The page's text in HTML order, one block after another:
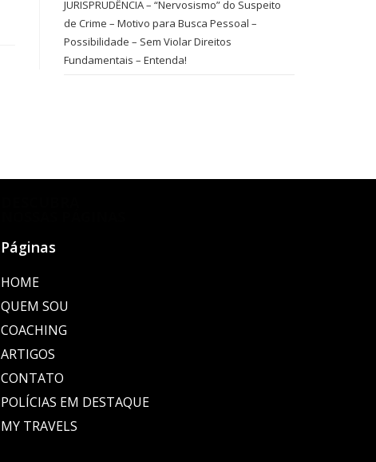
JURISPRUDÊNCIA – “Nervosismo” do Suspeito
de Crime – Motivo para Busca Pessoal –
Possibilidade – Sem Violar Direitos
Fundamentais – Entenda!
Páginas
HOME
QUEM SOU
COACHING
ARTIGOS
CONTATO
POLÍCIAS EM DESTAQUE
MY TRAVELS